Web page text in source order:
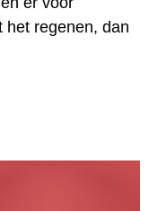
het regenen, dan